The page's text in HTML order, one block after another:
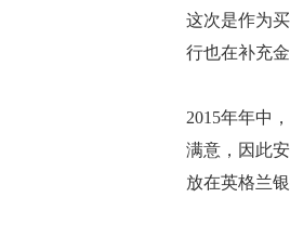
这次是作为
行也在补充金
2015年年中
满意，因此
放在英格兰